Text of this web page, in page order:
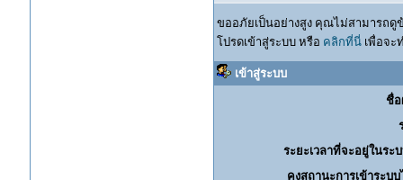
ขออภัยเป็นอย่างสูง คุณไม่สามารถ
โปรดเข้าสู่ระบบ หรือ คลิกที่นี่เพื่อจะ
เข้าสู่ระบบ
ชื่อ
ระยะเวลาที่จะอยู่ในระ
คงสถานะการเข้าระบ